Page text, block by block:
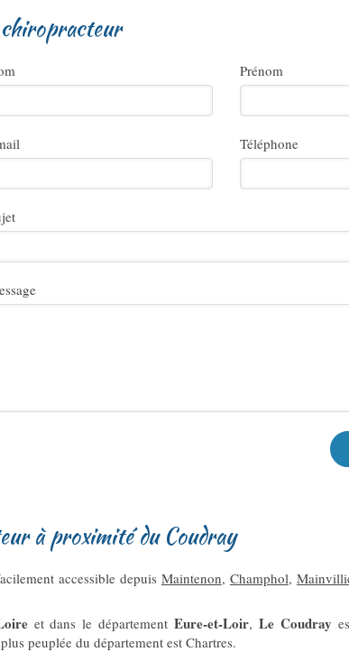
Prénom
Téléphone
à proximité du Coudray
accessible depuis Maintenon, Champhol,
et dans le départementEure-et-Loir, Le Coudray
peuplée du département est Chartres.